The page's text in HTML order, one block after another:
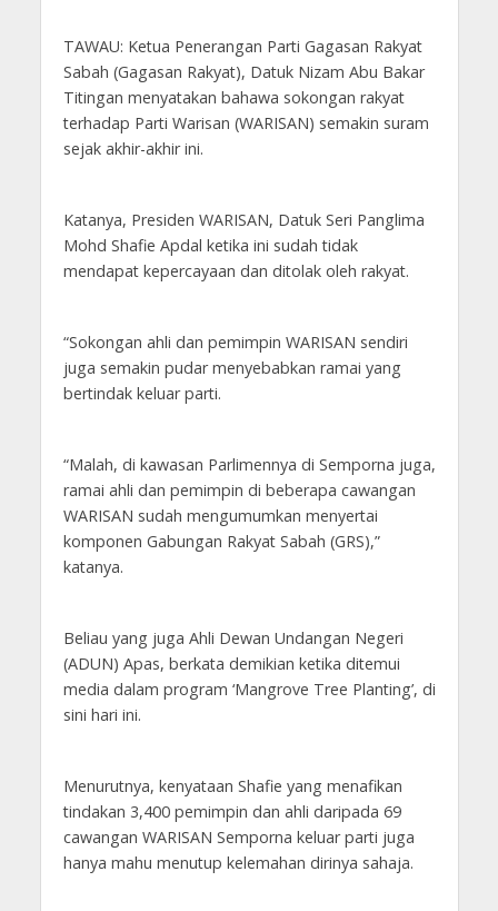
TAWAU: Ketua Penerangan Parti Gagasan Rakyat
Sabah (Gagasan Rakyat), Datuk Nizam Abu Bakar
Titingan menyatakan bahawa sokongan rakyat
terhadap Parti Warisan (WARISAN) semakin suram
sejak akhir-akhir ini.
Katanya, Presiden WARISAN, Datuk Seri Panglima
Mohd Shafie Apdal ketika ini sudah tidak
mendapat kepercayaan dan ditolak oleh rakyat.
“Sokongan ahli dan pemimpin WARISAN sendiri
juga semakin pudar menyebabkan ramai yang
bertindak keluar parti.
“Malah, di kawasan Parlimennya di Semporna juga,
ramai ahli dan pemimpin di beberapa cawangan
WARISAN sudah mengumumkan menyertai
komponen Gabungan Rakyat Sabah (GRS),”
katanya.
Beliau yang juga Ahli Dewan Undangan Negeri
(ADUN) Apas, berkata demikian ketika ditemui
media dalam program ‘Mangrove Tree Planting’, di
sini hari ini.
Menurutnya, kenyataan Shafie yang menafikan
tindakan 3,400 pemimpin dan ahli daripada 69
cawangan WARISAN Semporna keluar parti juga
hanya mahu menutup kelemahan dirinya sahaja.